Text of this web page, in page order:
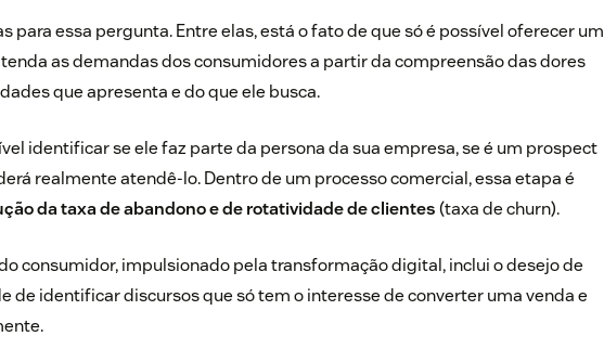
para essa pergunta. Entre elas, está o fato de que só é possível oferecer um
as demandas dos consumidores a partir da compreensão das dores
que apresenta e do que ele busca.
identificar se ele faz parte da persona da sua empresa, se é um prospect
realmente atendê-lo. Dentro de um processo comercial, essa etapa é
da taxa de abandono e de rotatividade de clientes(taxa de churn).
consumidor, impulsionado pela transformação digital, inclui o desejo de
de identificar discursos que só tem o interesse de converter uma venda e